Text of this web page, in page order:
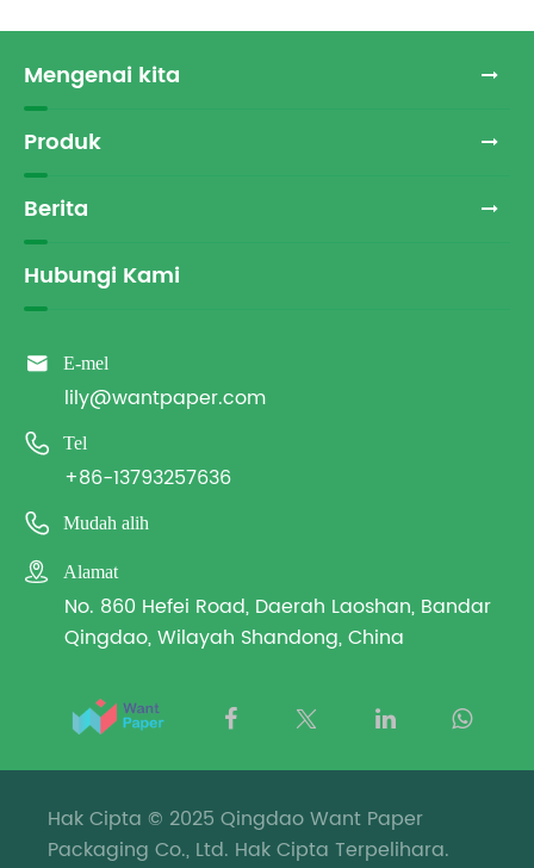
Mengenai kita
Produk
Berita
Hubungi Kami
 E-mel
lily@wantpaper.com
 Tel
+86-13793257636
 Mudah alih
 Alamat
No. 860 Hefei Road, Daerah Laoshan, Bandar
Qingdao, Wilayah Shandong, China
Hak Cipta © 2025 Qingdao Want Paper
Packaging Co., Ltd. Hak Cipta Terpelihara.